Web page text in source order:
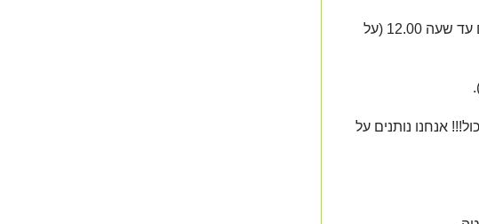
-אנחנו יודעים לפנק בשירות צ'ק אין מוקדם עד שעה 12.00 (על
אנחנו נותנים על